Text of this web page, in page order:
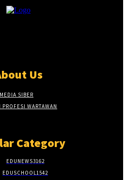
Us
SIBER
WARTAWAN
Category
EDUNEWS3162
EDUSCHOOL1542